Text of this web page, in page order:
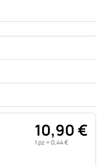
10,90€
1 pz = 0,44€